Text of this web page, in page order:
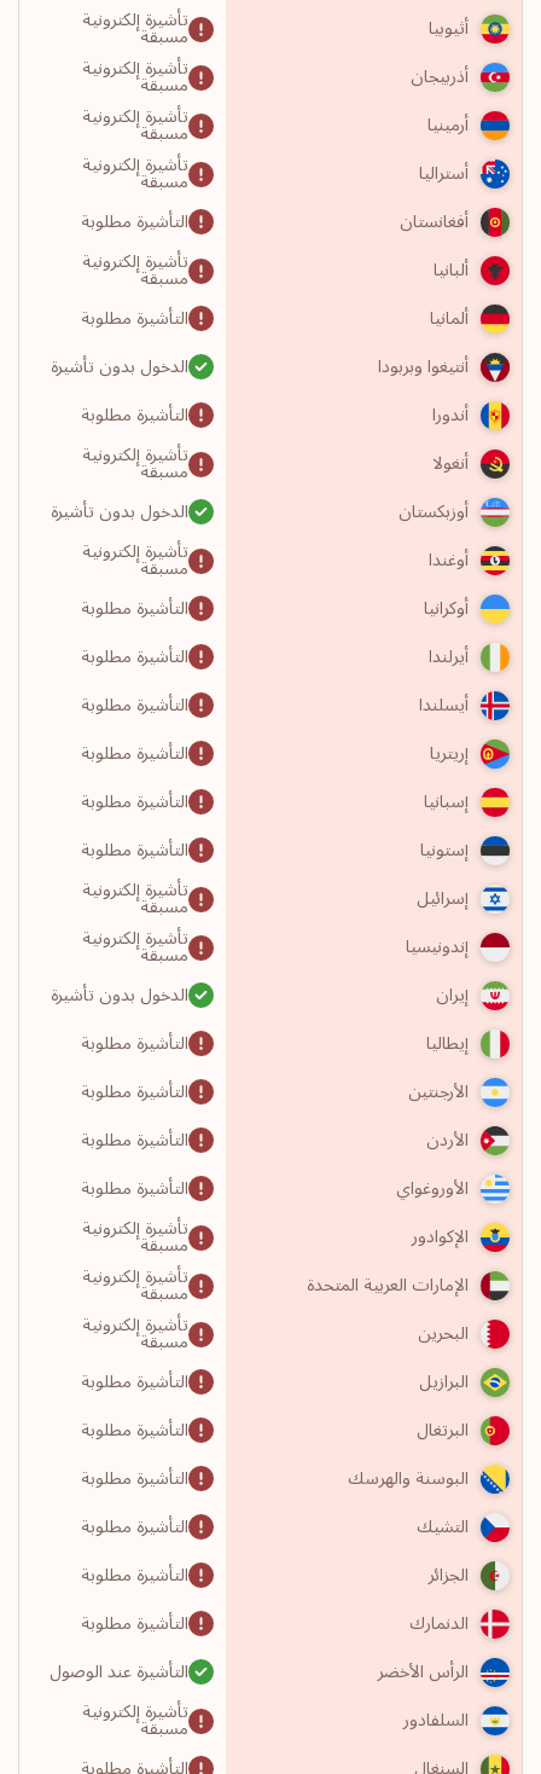
أثيوبيا
تأشيرة إلكترونية
مسبقة
أذربيجان
تأشيرة إلكترونية
مسبقة
أرمينيا
تأشيرة إلكترونية
مسبقة
أستراليا
تأشيرة إلكترونية
مسبقة
أفغانستان
التأشيرة مطلوبة
ألبانيا
تأشيرة إلكترونية
مسبقة
ألمانيا
التأشيرة مطلوبة
أنتيغوا وبربودا
الدخول بدون تأشيرة
أندورا
التأشيرة مطلوبة
أنغولا
تأشيرة إلكترونية
مسبقة
أوزبكستان
الدخول بدون تأشيرة
أوغندا
تأشيرة إلكترونية
مسبقة
أوكرانيا
التأشيرة مطلوبة
أيرلندا
التأشيرة مطلوبة
أيسلندا
التأشيرة مطلوبة
إريتريا
التأشيرة مطلوبة
إسبانيا
التأشيرة مطلوبة
إستونيا
التأشيرة مطلوبة
إسرائيل
تأشيرة إلكترونية
مسبقة
إندونيسيا
تأشيرة إلكترونية
مسبقة
إيران
الدخول بدون تأشيرة
إيطاليا
التأشيرة مطلوبة
الأرجنتين
التأشيرة مطلوبة
الأردن
التأشيرة مطلوبة
الأوروغواي
التأشيرة مطلوبة
الإكوادور
تأشيرة إلكترونية
مسبقة
الإمارات العربية المتحدة
تأشيرة إلكترونية
مسبقة
البحرين
تأشيرة إلكترونية
مسبقة
البرازيل
التأشيرة مطلوبة
البرتغال
التأشيرة مطلوبة
البوسنة والهرسك
التأشيرة مطلوبة
التشيك
التأشيرة مطلوبة
الجزائر
التأشيرة مطلوبة
الدنمارك
التأشيرة مطلوبة
الرأس الأخضر
التأشيرة عند الوصول
السلفادور
تأشيرة إلكترونية
مسبقة